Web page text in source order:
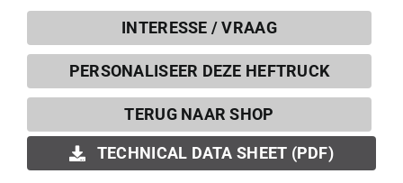
INTERESSE / VRAAG
PERSONALISEER DEZE HEFTRUCK
TERUG NAAR SHOP
TECHNICAL DATA SHEET (PDF)